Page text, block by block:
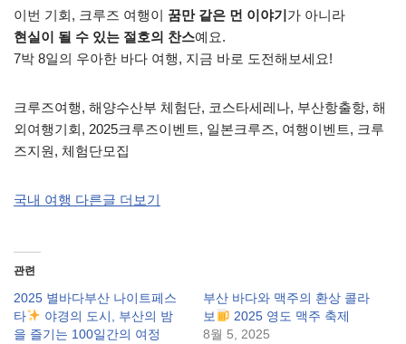
이번 기회, 크루즈 여행이 꿈만 같은 먼 이야기가 아니라
현실이 될 수 있는 절호의 찬스예요.
7박 8일의 우아한 바다 여행, 지금 바로 도전해보세요!
크루즈여행, 해양수산부 체험단, 코스타세레나, 부산항출항, 해
외여행기회, 2025크루즈이벤트, 일본크루즈, 여행이벤트, 크루
즈지원, 체험단모집
국내 여행 다른글 더보기
관련
2025 별바다부산 나이트페스
타
야경의 도시, 부산의 밤
을 즐기는 100일간의 여정
부산 바다와 맥주의 환상 콜라
보
2025 영도 맥주 축제
8월 5, 2025